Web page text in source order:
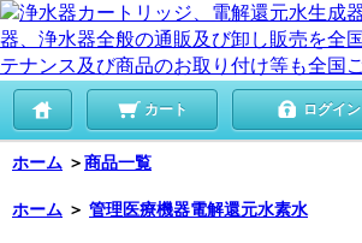
カート ログイン
ホーム ＞商品一覧
ホーム ＞ 管理医療機器電解還元水素水